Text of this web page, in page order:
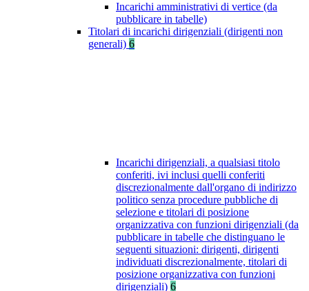
Incarichi amministrativi di vertice (da
pubblicare in tabelle)
Titolari di incarichi dirigenziali (dirigenti non
generali) 6
Incarichi dirigenziali, a qualsiasi titolo
conferiti, ivi inclusi quelli conferiti
discrezionalmente dall'organo di indirizzo
politico senza procedure pubbliche di
selezione e titolari di posizione
organizzativa con funzioni dirigenziali (da
pubblicare in tabelle che distinguano le
seguenti situazioni: dirigenti, dirigenti
individuati discrezionalmente, titolari di
posizione organizzativa con funzioni
dirigenziali) 6